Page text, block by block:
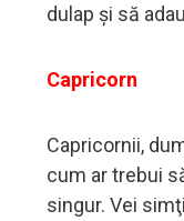
dulap şi să
Capricorn
Capricornii,
cum ar trebui
singur. Vei